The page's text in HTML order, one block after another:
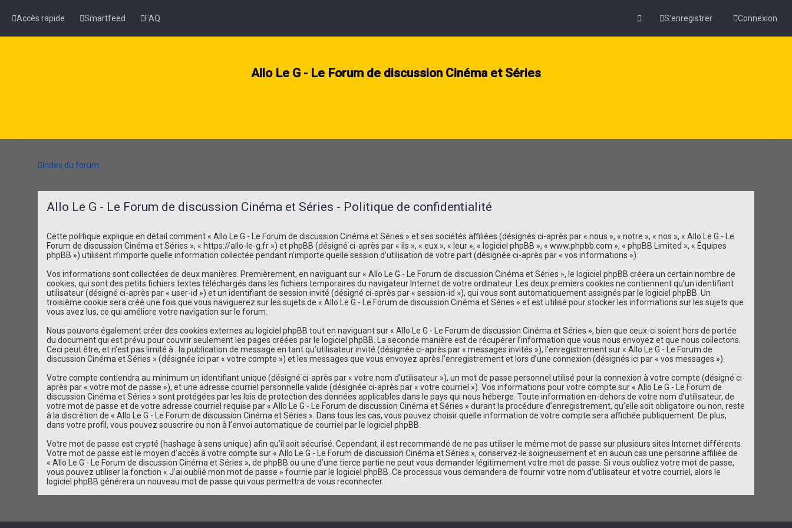
Accès rapide Smartfeed FAQ Connexion
S’enregistrer
Allo Le G - Le Forum de discussion Cinéma et Séries
Index du forum
Allo Le G - Le Forum de discussion Cinéma et Séries - Politique de confidentialité
Cette politique explique en détail comment « Allo Le G - Le Forum de discussion Cinéma et Séries » et ses sociétés affiliées (désignés ci-après par « nous », « notre », « nos », « Allo Le G - Le
Forum de discussion Cinéma et Séries », « https://allo-le-g.fr ») et phpBB (désigné ci-après par « ils », « eux », « leur », « logiciel phpBB », « www.phpbb.com », « phpBB Limited », « Équipes
phpBB ») utilisent n’importe quelle information collectée pendant n’importe quelle session d’utilisation de votre part (désignée ci-après par « vos informations »).
Vos informations sont collectées de deux manières. Premièrement, en naviguant sur « Allo Le G - Le Forum de discussion Cinéma et Séries », le logiciel phpBB créera un certain nombre de
cookies, qui sont des petits fichiers textes téléchargés dans les fichiers temporaires du navigateur Internet de votre ordinateur. Les deux premiers cookies ne contiennent qu’un identifiant
utilisateur (désigné ci-après par « user-id ») et un identifiant de session invité (désigné ci-après par « session-id »), qui vous sont automatiquement assignés par le logiciel phpBB. Un
troisième cookie sera créé une fois que vous naviguerez sur les sujets de « Allo Le G - Le Forum de discussion Cinéma et Séries » et est utilisé pour stocker les informations sur les sujets que
vous avez lus, ce qui améliore votre navigation sur le forum.
Nous pouvons également créer des cookies externes au logiciel phpBB tout en naviguant sur « Allo Le G - Le Forum de discussion Cinéma et Séries », bien que ceux-ci soient hors de portée
du document qui est prévu pour couvrir seulement les pages créées par le logiciel phpBB. La seconde manière est de récupérer l’information que vous nous envoyez et que nous collectons.
Ceci peut être, et n’est pas limité à : la publication de message en tant qu’utilisateur invité (désignée ci-après par « messages invités »), l’enregistrement sur « Allo Le G - Le Forum de
discussion Cinéma et Séries » (désignée ici par « votre compte ») et les messages que vous envoyez après l’enregistrement et lors d’une connexion (désignés ici par « vos messages »).
Votre compte contiendra au minimum un identifiant unique (désigné ci-après par « votre nom d’utilisateur »), un mot de passe personnel utilisé pour la connexion à votre compte (désigné ci-
après par « votre mot de passe »), et une adresse courriel personnelle valide (désignée ci-après par « votre courriel »). Vos informations pour votre compte sur « Allo Le G - Le Forum de
discussion Cinéma et Séries » sont protégées par les lois de protection des données applicables dans le pays qui nous héberge. Toute information en-dehors de votre nom d’utilisateur, de
votre mot de passe et de votre adresse courriel requise par « Allo Le G - Le Forum de discussion Cinéma et Séries » durant la procédure d’enregistrement, qu’elle soit obligatoire ou non, reste
à la discrétion de « Allo Le G - Le Forum de discussion Cinéma et Séries ». Dans tous les cas, vous pouvez choisir quelle information de votre compte sera affichée publiquement. De plus,
dans votre profil, vous pouvez souscrire ou non à l’envoi automatique de courriel par le logiciel phpBB.
Votre mot de passe est crypté (hashage à sens unique) afin qu’il soit sécurisé. Cependant, il est recommandé de ne pas utiliser le même mot de passe sur plusieurs sites Internet différents.
Votre mot de passe est le moyen d’accès à votre compte sur « Allo Le G - Le Forum de discussion Cinéma et Séries », conservez-le soigneusement et en aucun cas une personne affiliée de
« Allo Le G - Le Forum de discussion Cinéma et Séries », de phpBB ou une d’une tierce partie ne peut vous demander légitimement votre mot de passe. Si vous oubliez votre mot de passe,
vous pouvez utiliser la fonction « J’ai oublié mon mot de passe » fournie par le logiciel phpBB. Ce processus vous demandera de fournir votre nom d’utilisateur et votre courriel, alors le
logiciel phpBB générera un nouveau mot de passe qui vous permettra de vous reconnecter.